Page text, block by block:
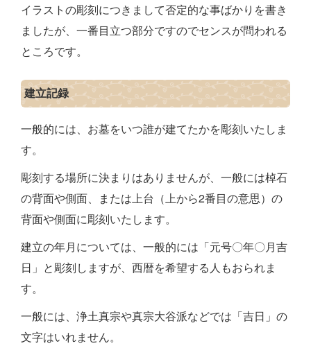
イラストの彫刻につきまして否定的な事ばかりを書き
ましたが、一番目立つ部分ですのでセンスが問われる
ところです。
建立記録
一般的には、お墓をいつ誰が建てたかを彫刻いたしま
す。
彫刻する場所に決まりはありませんが、一般には棹石
の背面や側面、または上台（上から2番目の意思）の
背面や側面に彫刻いたします。
建立の年月については、一般的には「元号〇年〇月吉
日」と彫刻しますが、西暦を希望する人もおられま
す。
一般には、浄土真宗や真宗大谷派などでは「吉日」の
文字はいれません。